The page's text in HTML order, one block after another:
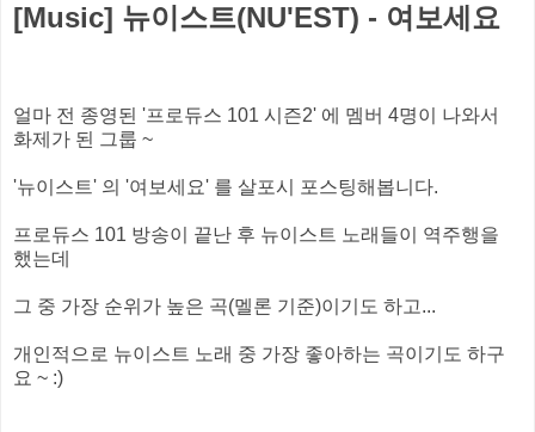
[Music] 뉴이스트(NU'EST) - 여보세요
얼마 전 종영된 '프로듀스 101 시즌2' 에 멤버 4명이 나와서
화제가 된 그룹 ~
'뉴이스트' 의 '여보세요' 를 살포시 포스팅해봅니다.
프로듀스 101 방송이 끝난 후 뉴이스트 노래들이 역주행을
했는데
그 중 가장 순위가 높은 곡(멜론 기준)이기도 하고...
개인적으로 뉴이스트 노래 중 가장 좋아하는 곡이기도 하구
요 ~ :)